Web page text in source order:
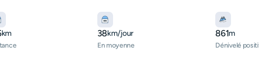
km 38km/jour
En moyenne
861m
Dénivelé